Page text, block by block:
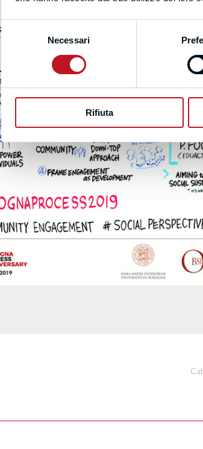
Selezione
del
Necessari
Rifiuta